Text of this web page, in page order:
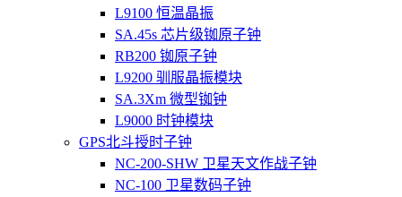
L9100 恒温晶振
SA.45s 芯片级铷原子钟
RB200 铷原子钟
L9200 驯服晶振模块
SA.3Xm 微型铷钟
L9000 时钟模块
GPS北斗授时子钟
NC-200-SHW 卫星天文作战子钟
NC-100 卫星数码子钟